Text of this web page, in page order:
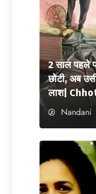
2 साल पहले
छोटी, अब
लाश|
Nandani